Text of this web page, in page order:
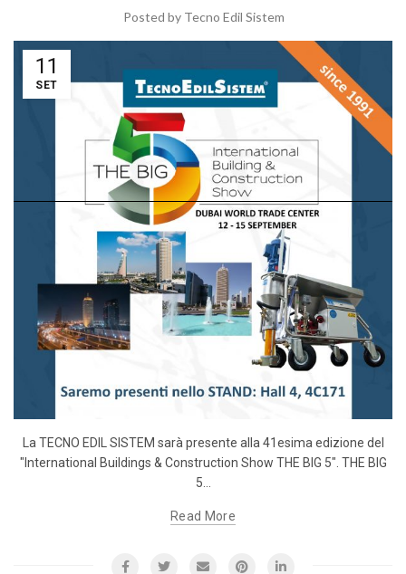
Posted by Tecno Edil Sistem
11
SET
La TECNO EDIL SISTEM sarà presente alla 41esima edizione del
"International Buildings & Construction Show THE BIG 5". THE BIG
5...
Read More